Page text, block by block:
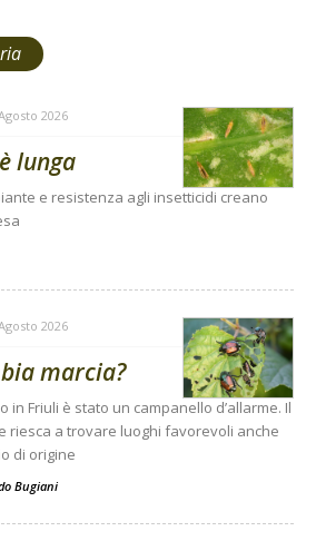
2026
lunga
e resistenza agli insetticidi creano
2026
marcia?
in Friuli è stato un campanello d’allarme. Il
riesca a trovare luoghi favorevoli anche
di origine
Bugiani